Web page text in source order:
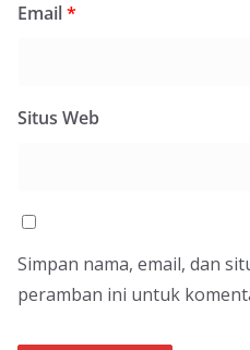
Email*
Situs Web
Simpan nama, email, dan
peramban ini untuk